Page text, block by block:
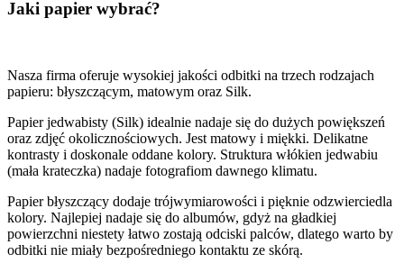
Jaki papier wybrać?
Nasza firma oferuje wysokiej jakości odbitki na trzech rodzajach
papieru: błyszczącym, matowym oraz Silk.
Papier jedwabisty (Silk) idealnie nadaje się do dużych powiększeń
oraz zdjęć okolicznościowych. Jest matowy i miękki. Delikatne
kontrasty i doskonale oddane kolory. Struktura włókien jedwabiu
(mała krateczka) nadaje fotografiom dawnego klimatu.
Papier błyszczący dodaje trójwymiarowości i pięknie odzwierciedla
kolory. Najlepiej nadaje się do albumów, gdyż na gładkiej
powierzchni niestety łatwo zostają odciski palców, dlatego warto by
odbitki nie miały bezpośredniego kontaktu ze skórą.